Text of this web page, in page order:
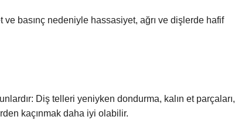
basınç nedeniyle hassasiyet, ağrı ve dişlerde hafif
Diş telleri yeniyken dondurma, kalın et parçaları,
kaçınmak daha iyi olabilir.